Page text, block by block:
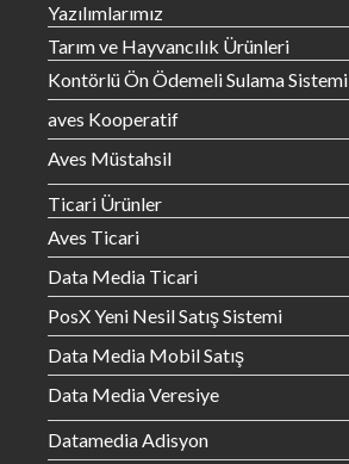
Yazılımlarımız
Tarım ve Hayvancılık Ürünleri
Kontörlü Ön Ödemeli Sulama Sistemi
aves Kooperatif
Aves Müstahsil
Ticari Ürünler
Aves Ticari
Data Media Ticari
PosX Yeni Nesil Satış Sistemi
Data Media Mobil Satış
Data Media Veresiye
Datamedia Adisyon